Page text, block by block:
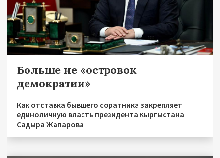
Больше не «островок
демократии»
Как отставка бывшего соратника закрепляет
единоличную власть президента Кыргыстана
Садыра Жапарова